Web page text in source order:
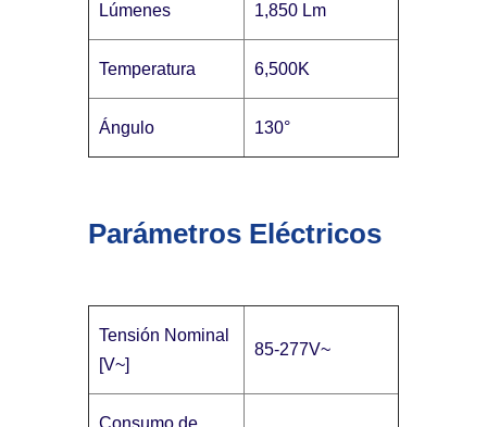
Lúmenes 1,850 Lm
Temperatura 6,500K
Ángulo 130°
Parámetros Eléctricos
Tensión Nominal
[V~]
85-277V~